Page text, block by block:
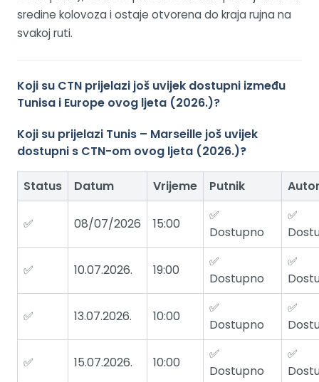
sredine kolovoza i ostaje otvorena do kraja rujna na
svakoj ruti.
Koji su CTN prijelazi još uvijek dostupni između
Tunisa i Europe ovog ljeta (2026.)?
Koji su prijelazi Tunis – Marseille još uvijek
dostupni s CTN-om ovog ljeta (2026.)?
Status Datum Vrijeme Putnik
✅ 08/07/2026 15:00
✅
Dostupno
✅
✅ 10.07.2026. 19:00
✅
Dostupno
✅
✅ 13.07.2026. 10:00
✅
Dostupno
✅
✅ 15.07.2026. 10:00
✅
Dostupno
✅